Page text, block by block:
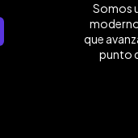
Somos
que
punto